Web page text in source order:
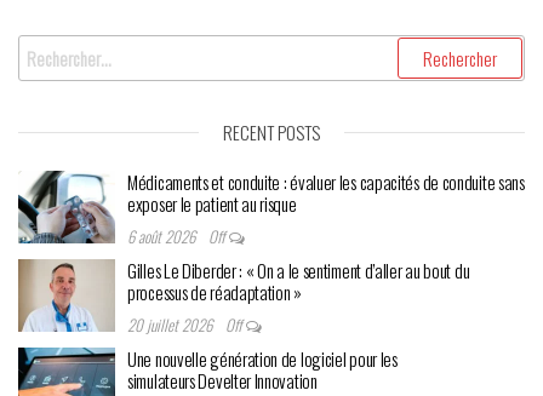
Rechercher :
RECENT POSTS
Médicaments et conduite : évaluer les capacités de conduite sans
exposer le patient au risque
6 août 2026 Off
Gilles Le Diberder : « On a le sentiment d’aller au bout du
processus de réadaptation »
20 juillet 2026 Off
Une nouvelle génération de logiciel pour les
simulateurs Develter Innovation